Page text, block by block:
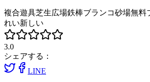
複合遊具芝生広場鉄棒ブランコ砂場無料
れい新しい
3.0
シェアする：
LINE